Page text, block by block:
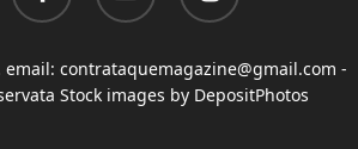
email: contrataquemagazine@gmail.com -
Stock images by DepositPhotos